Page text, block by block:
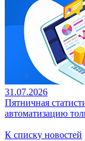
31.07.2026
Пятничная
автоматизацию
К списку новостей